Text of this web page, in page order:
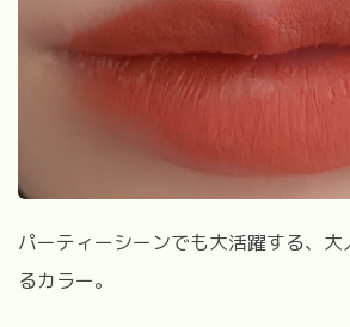
パーティーシーンでも大活躍する、
るカラー。